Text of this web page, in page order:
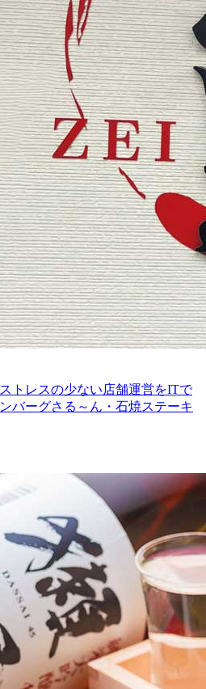
トレスの少ない店舗運営をITで
バーグさる～ん・石焼ステーキ